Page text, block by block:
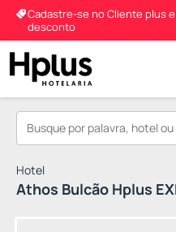
Cadastre-se no Cliente plus
desconto
Hotel
Athos Bulcão Hplus